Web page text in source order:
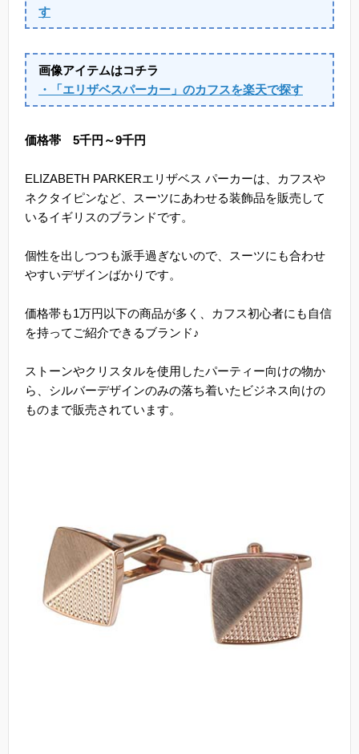
す
画像アイテムはコチラ
・「エリザベスパーカー」のカフスを楽天で探す
価格帯 5千円～9千円
ELIZABETH PARKERエリザベス パーカーは、カフスや
ネクタイピンなど、スーツにあわせる装飾品を販売して
いるイギリスのブランドです。
個性を出しつつも派手過ぎないので、スーツにも合わせ
やすいデザインばかりです。
価格帯も1万円以下の商品が多く、カフス初心者にも自信
を持ってご紹介できるブランド♪
ストーンやクリスタルを使用したパーティー向けの物か
ら、シルバーデザインのみの落ち着いたビジネス向けの
ものまで販売されています。